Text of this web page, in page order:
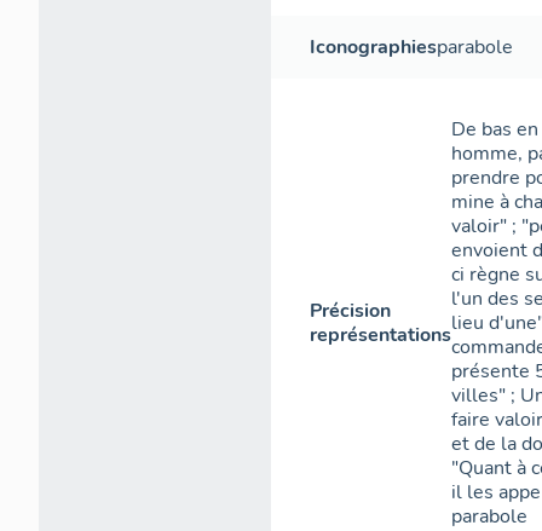
Iconographiesparabole
Précision
représentations
De bas
homme,
prendre
mine à
valoir" ;
envoient
ci règne
l'un des
lieu
présente
villes" ;
faire
et de la
"Quant à
il les
parabole